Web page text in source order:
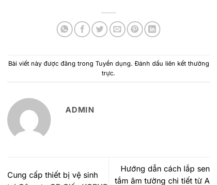
Bài viết này được đăng trong Tuyển dụng. Đánh dấu liên kết thường
trực.
ADMIN
Cung cấp thiết bị vệ sinh
Hướng dẫn cách lắp sen
tắm âm tường chi tiết từ A